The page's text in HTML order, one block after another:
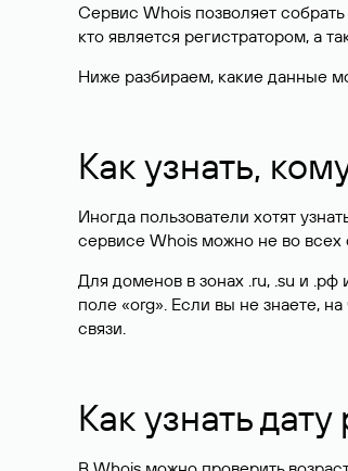
Сервис Whois позволяет
кто является регистратором, а
Ниже разбираем, какие данные
Как узнать,
Иногда пользователи хотят
сервисе Whois можно не во
Для доменов в зонах .ru, .su и .рф
поле «org». Если вы не знаете,
связи.
Как узнать